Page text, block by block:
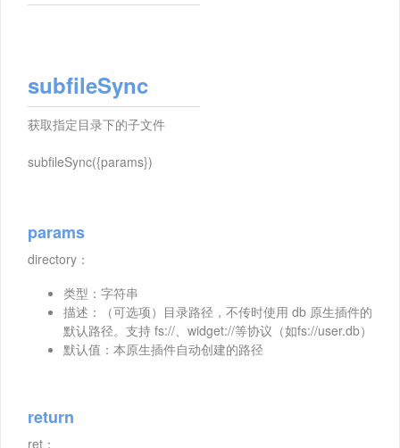
subfileSync
获取指定目录下的子文件
subfileSync({params})
params
directory：
类型：字符串
描述：（可选项）目录路径，不传时使用 db 原生插件的
默认路径。支持 fs://、widget://等协议（如fs://user.db）
默认值：本原生插件自动创建的路径
return
ret：